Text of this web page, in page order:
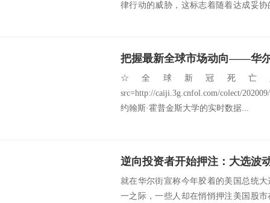
律行动的威胁，这标志着随着达成妥
把握最新全球市场动向——华
☆全球新冠死亡
src=http://caiji.3g.cnfol.com/colect/
约翰斯·霍普金斯大学的实时数据...
就在华尔街宣称今年胶着的美国总统
一之际，一些人却在悄悄押注美国股